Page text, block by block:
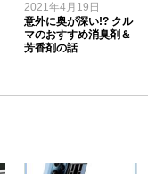
2021年4月19日
意外に奥が深い!? クル
マのおすすめ消臭剤＆
芳香剤の話